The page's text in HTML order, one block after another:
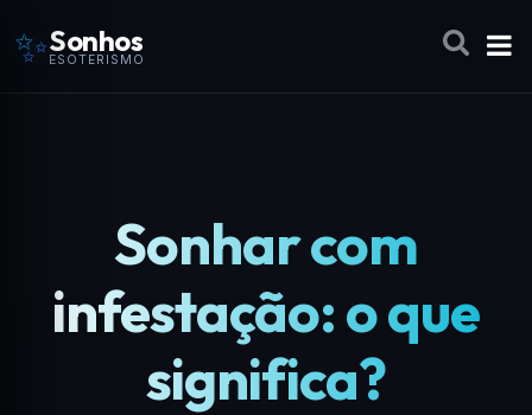
✨Sonhos
ESOTERISMO
Sonhar com
infestação: o que
significa?